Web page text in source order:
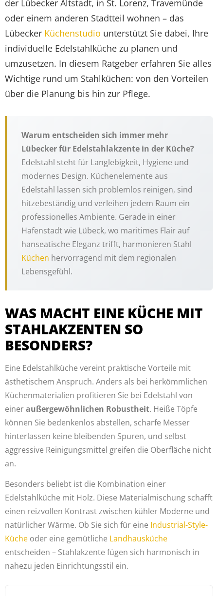
der Lübecker Altstadt, in St. Lorenz, Travemünde
oder einem anderen Stadtteil wohnen – das
Lübecker Küchenstudio unterstützt Sie dabei, Ihre
individuelle Edelstahlküche zu planen und
umzusetzen. In diesem Ratgeber erfahren Sie alles
Wichtige rund um Stahlküchen: von den Vorteilen
über die Planung bis hin zur Pflege.
Warum entscheiden sich immer mehr
Lübecker für Edelstahlakzente in der Küche?
Edelstahl steht für Langlebigkeit, Hygiene und
modernes Design. Küchenelemente aus
Edelstahl lassen sich problemlos reinigen, sind
hitzebeständig und verleihen jedem Raum ein
professionelles Ambiente. Gerade in einer
Hafenstadt wie Lübeck, wo maritimes Flair auf
hanseatische Eleganz trifft, harmonieren Stahl
Küchen hervorragend mit dem regionalen
Lebensgefühl.
WAS MACHT EINE KÜCHE MIT
STAHLAKZENTEN SO
BESONDERS?
Eine Edelstahlküche vereint praktische Vorteile mit
ästhetischem Anspruch. Anders als bei herkömmlichen
Küchenmaterialien profitieren Sie bei Edelstahl von
eineraußergewöhnlichen Robustheit. Heiße Töpfe
können Sie bedenkenlos abstellen, scharfe Messer
hinterlassen keine bleibenden Spuren, und selbst
aggressive Reinigungsmittel greifen die Oberfläche nicht
an.
Besonders beliebt ist die Kombination einer
Edelstahlküche mit Holz. Diese Materialmischung schafft
einen reizvollen Kontrast zwischen kühler Moderne und
natürlicher Wärme. Ob Sie sich für eine Industrial-Style-
Küche oder eine gemütliche Landhausküche
entscheiden – Stahlakzente fügen sich harmonisch in
nahezu jeden Einrichtungsstil ein.